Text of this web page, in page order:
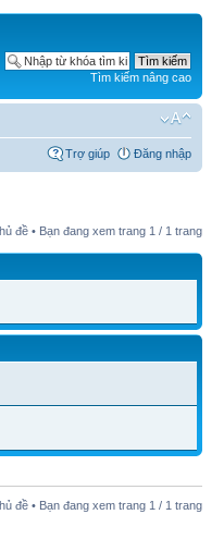
Tìm kiếm nâng cao
Trợ giúp Đăng nhập
đề • Bạn đang xem trang 1 / 1 trang
đề • Bạn đang xem trang 1 / 1 trang